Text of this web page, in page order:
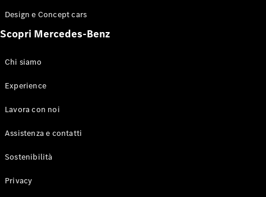
Design e Concept cars
Scopri Mercedes-Benz
Chi siamo
Experience
Lavora con noi
Assistenza e contatti
Sostenibilità
Privacy